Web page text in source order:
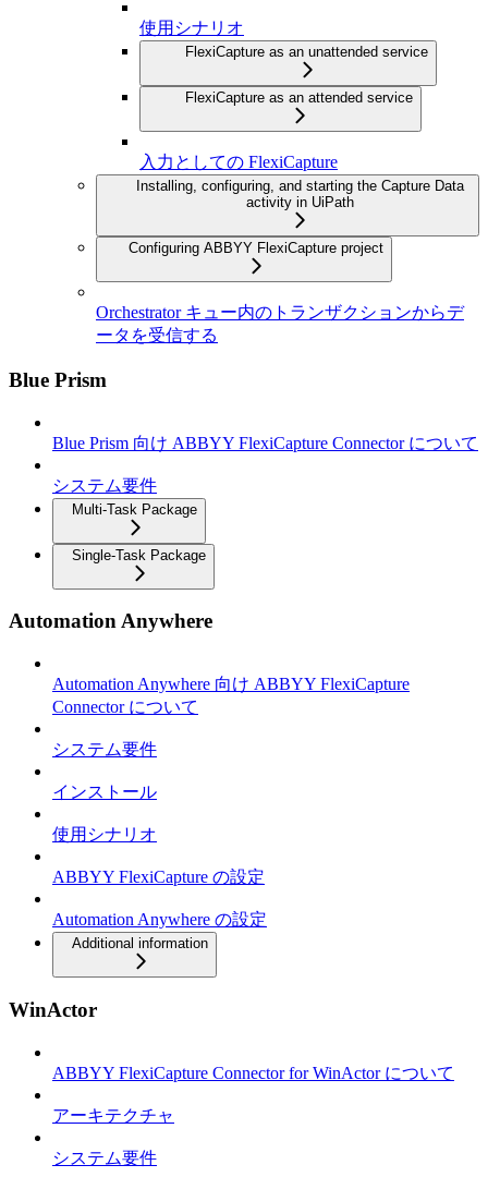
使用シナリオ
FlexiCapture as an unattended service
FlexiCapture as an attended service
入力としての FlexiCapture
Installing, configuring, and starting the Capture Data
activity in UiPath
Configuring ABBYY FlexiCapture project
Orchestrator キュー内のトランザクションからデ
ータを受信する
Blue Prism
Blue Prism 向け ABBYY FlexiCapture Connector について
システム要件
Multi-Task Package
Single-Task Package
Automation Anywhere
Automation Anywhere 向け ABBYY FlexiCapture
Connector について
システム要件
インストール
使用シナリオ
ABBYY FlexiCapture の設定
Automation Anywhere の設定
Additional information
WinActor
ABBYY FlexiCapture Connector for WinActor について
アーキテクチャ
システム要件